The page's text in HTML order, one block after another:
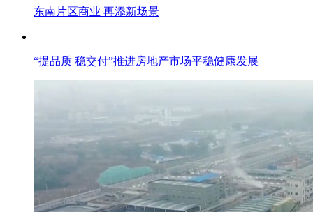
东南片区商业 再添新场景
“提品质 稳交付”推进房地产市场平稳健康发展